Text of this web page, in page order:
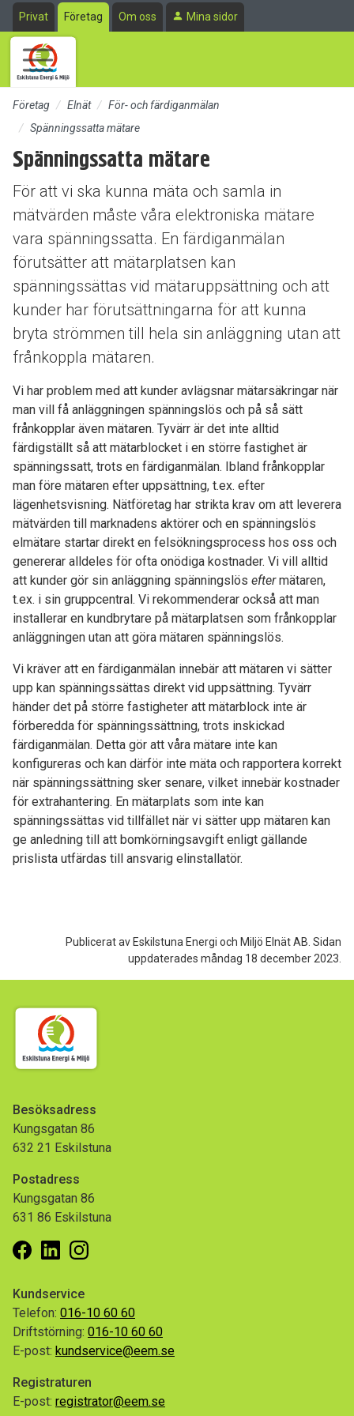
Till sidans huvudinnehåll
Privat Företag Om oss Mina sidor
Företag Elnät
För- och färdiganmälan
Spänningssatta mätare
Spänningssatta mätare
För att vi ska kunna mäta och samla in
mätvärden måste våra elektroniska mätare
vara spänningssatta. En färdiganmälan
förutsätter att mätarplatsen kan
spänningssättas vid mätaruppsättning och att
kunder har förutsättningarna för att kunna
bryta strömmen till hela sin anläggning utan att
frånkoppla mätaren.
Vi har problem med att kunder avlägsnar mätarsäkringar när
man vill få anläggningen spänningslös och på så sätt
frånkopplar även mätaren. Tyvärr är det inte alltid
färdigställt så att mätarblocket i en större fastighet är
spänningssatt, trots en färdiganmälan. Ibland frånkopplar
man före mätaren efter uppsättning, t.ex. efter
lägenhetsvisning. Nätföretag har strikta krav om att leverera
mätvärden till marknadens aktörer och en spänningslös
elmätare startar direkt en felsökningsprocess hos oss och
genererar alldeles för ofta onödiga kostnader. Vi vill alltid
att kunder gör sin anläggning spänningslös eftermätaren,
t.ex. i sin gruppcentral. Vi rekommenderar också att man
installerar en kundbrytare på mätarplatsen som frånkopplar
anläggningen utan att göra mätaren spänningslös.
Vi kräver att en färdiganmälan innebär att mätaren vi sätter
upp kan spänningssättas direkt vid uppsättning. Tyvärr
händer det på större fastigheter att mätarblock inte är
förberedda för spänningssättning, trots inskickad
färdiganmälan. Detta gör att våra mätare inte kan
konfigureras och kan därför inte mäta och rapportera korrekt
när spänningssättning sker senare, vilket innebär kostnader
för extrahantering. En mätarplats som inte kan
spänningssättas vid tillfället när vi sätter upp mätaren kan
ge anledning till att bomkörningsavgift enligt gällande
prislista utfärdas till ansvarig elinstallatör.
Publicerat av Eskilstuna Energi och Miljö Elnät AB. Sidan
uppdaterades måndag 18 december 2023.
Besöksadress
Kungsgatan 86
632 21 Eskilstuna
Postadress
Kungsgatan 86
631 86 Eskilstuna
Facebook
LinkedinInstagram
Kundservice
Telefon: 016-10 60 60
Driftstörning: 016-10 60 60
E-post: kundservice@eem.se
Registraturen
E-post: registrator@eem.se